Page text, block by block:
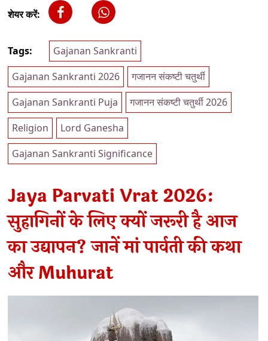
शेयर करें:
Tags:
Gajanan Sankranti
Gajanan Sankranti 2026
गजानन संकष्टी चतुर्थी
Gajanan Sankranti Puja
गजानन संकष्टी चतुर्थी 2026
Religion
Lord Ganesha
Gajanan Sankranti Significance
Jaya Parvati Vrat 2026:
सुहागिनों के लिए क्यों जरूरी है आज
का उद्यापन? जानें मां पार्वती की कथा
और Muhurat